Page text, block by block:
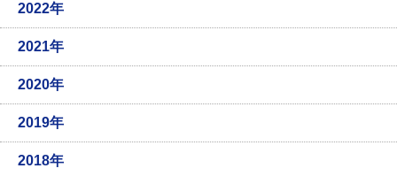
2022年
2021年
2020年
2019年
2018年